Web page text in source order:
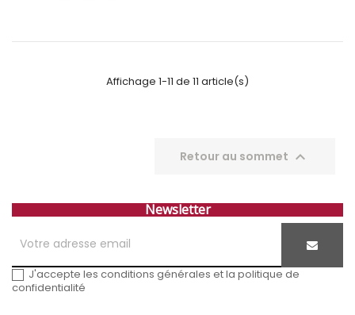
Affichage 1-11 de 11 article(s)
Retour au sommet 
Newsletter
J'accepte les conditions générales et la politique de
confidentialité